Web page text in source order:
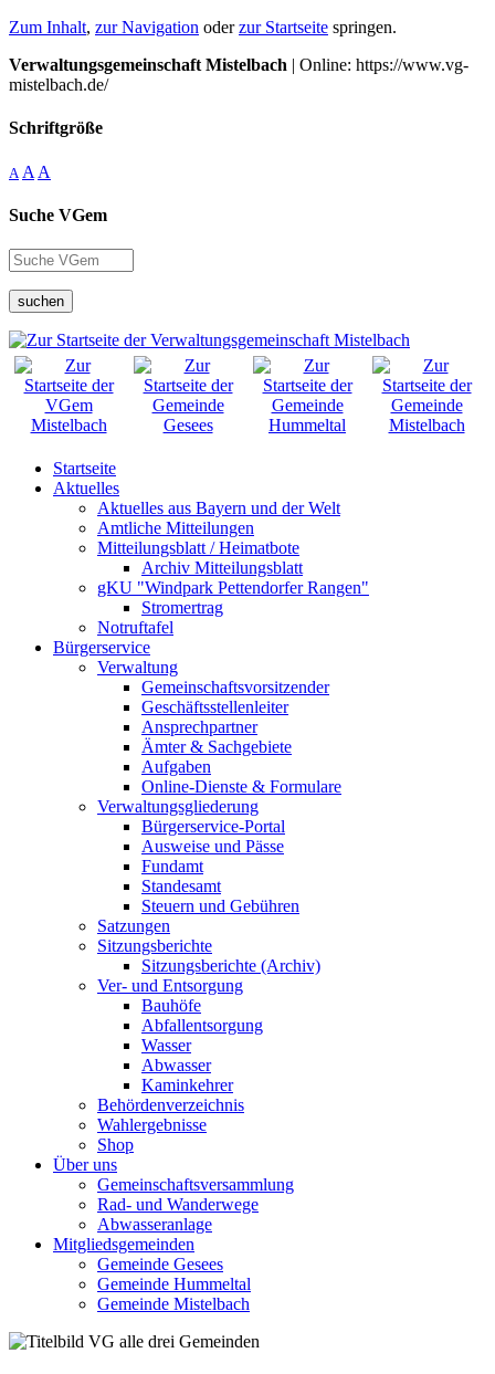
Zum Inhalt, zur Navigation oderzur Startseite springen.
Verwaltungsgemeinschaft Mistelbach | Online: https://www.vg-
mistelbach.de/
Schriftgröße
A A A
Suche VGem
suchen
Startseite
Aktuelles
Aktuelles aus Bayern und der Welt
Amtliche Mitteilungen
Mitteilungsblatt / Heimatbote
Archiv Mitteilungsblatt
gKU "Windpark Pettendorfer Rangen"
Stromertrag
Notruftafel
Bürgerservice
Verwaltung
Gemeinschaftsvorsitzender
Geschäftsstellenleiter
Ansprechpartner
Ämter & Sachgebiete
Aufgaben
Online-Dienste & Formulare
Verwaltungsgliederung
Bürgerservice-Portal
Ausweise und Pässe
Fundamt
Standesamt
Steuern und Gebühren
Satzungen
Sitzungsberichte
Sitzungsberichte (Archiv)
Ver- und Entsorgung
Bauhöfe
Abfallentsorgung
Wasser
Abwasser
Kaminkehrer
Behördenverzeichnis
Wahlergebnisse
Shop
Über uns
Gemeinschaftsversammlung
Rad- und Wanderwege
Abwasseranlage
Mitgliedsgemeinden
Gemeinde Gesees
Gemeinde Hummeltal
Gemeinde Mistelbach